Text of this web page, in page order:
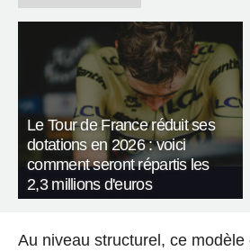
Le Tour de France réduit ses
dotations en 2026 : voici
comment seront répartis les
2,3 millions d'euros
Au niveau structurel, ce modèle